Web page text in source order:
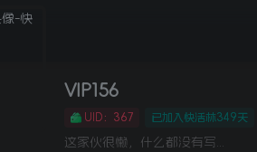
VIP156
UID：367 已加入快活林349天
这家伙很懒，什么都没有写...